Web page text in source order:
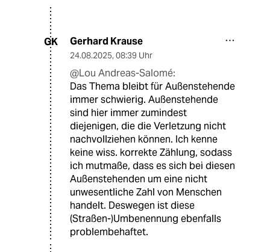
GK Gerhard Krause
24.08.2025, 08:39 Uhr
@Lou Andreas-Salomé:
Das Thema bleibt für Außenstehende
immer schwierig. Außenstehende
sind hier immer zumindest
diejenigen, die die Verletzung nicht
nachvollziehen können. Ich kenne
keine wiss. korrekte Zählung, sodass
ich mutmaße, dass es sich bei diesen
Außenstehenden um eine nicht
unwesentliche Zahl von Menschen
handelt. Deswegen ist diese
(Straßen-)Umbenennung ebenfalls
problembehaftet.